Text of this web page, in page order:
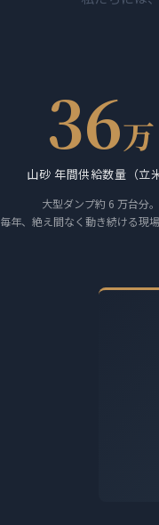
36万
山砂 年間供給数量（立米
大型ダンプ約 6 万台分。
毎年、絶え間なく動き続ける現場